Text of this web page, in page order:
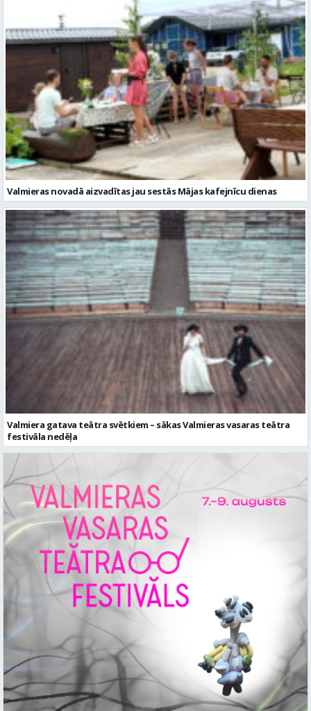
Valmieras novadā aizvadītas jau sestās Mājas kafejnīcu dienas
Valmiera gatava teātra svētkiem – sākas Valmieras vasaras teātra
festivāla nedēļa